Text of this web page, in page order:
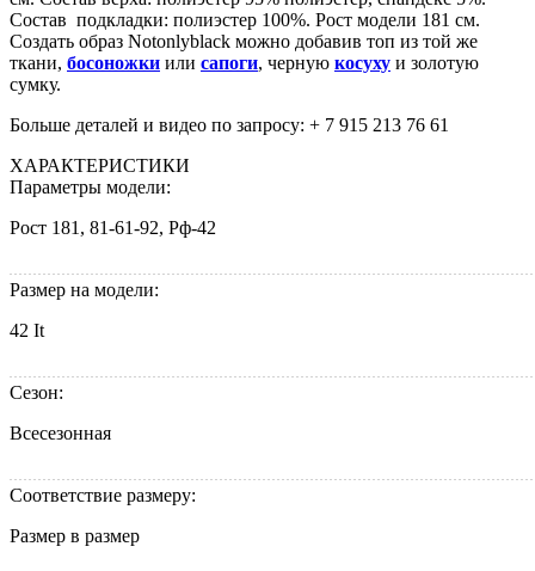
Состав подкладки: полиэстер 100%. Рост модели 181 см.
Создать образ Notonlyblack можно добавив топ из той же
ткани, босоножки или сапоги, черную косуху и золотую
сумку.
Больше деталей и видео по запросу: + 7 915 213 76 61
ХАРАКТЕРИСТИКИ
Параметры модели:
Рост 181, 81-61-92, Рф-42
Размер на модели:
42 It
Сезон:
Всесезонная
Соответствие размеру:
Размер в размер